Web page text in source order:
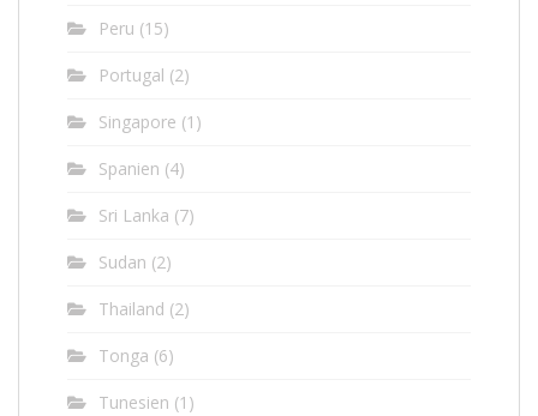
Peru (15)
Portugal (2)
Singapore (1)
Spanien (4)
Sri Lanka (7)
Sudan (2)
Thailand (2)
Tonga (6)
Tunesien (1)